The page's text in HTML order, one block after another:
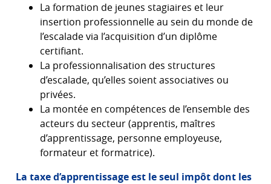
La formation de jeunes stagiaires et leur
insertion professionnelle au sein du monde de
l’escalade via l’acquisition d’un diplôme
certifiant.
La professionnalisation des structures
d’escalade, qu’elles soient associatives ou
privées.
La montée en compétences de l’ensemble des
acteurs du secteur (apprentis, maîtres
d’apprentissage, personne employeuse,
formateur et formatrice).
La taxe d’apprentissage est le seul impôt dont les